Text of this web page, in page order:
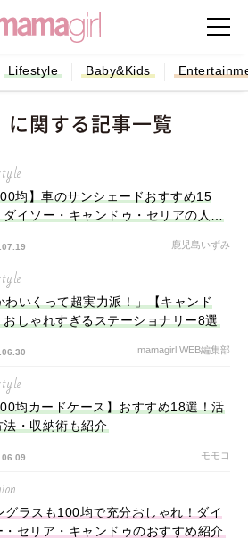
Lifestyle Baby&Kids
に関する記事一覧
均】車のサンシェードおすすめ15
ダイソー・キャンドゥ・セリアの人気
鹿児島いずみ
わいくって超実力派！」【キャンド
おしゃれすぎるステーショナリー8選
mamagirl WEB編集部
均カードケース】おすすめ18選！活
法・収納術も紹介
モモコ
グラスも100均で充分おしゃれ！ダイ
・セリア・キャンドゥのおすすめ紹介